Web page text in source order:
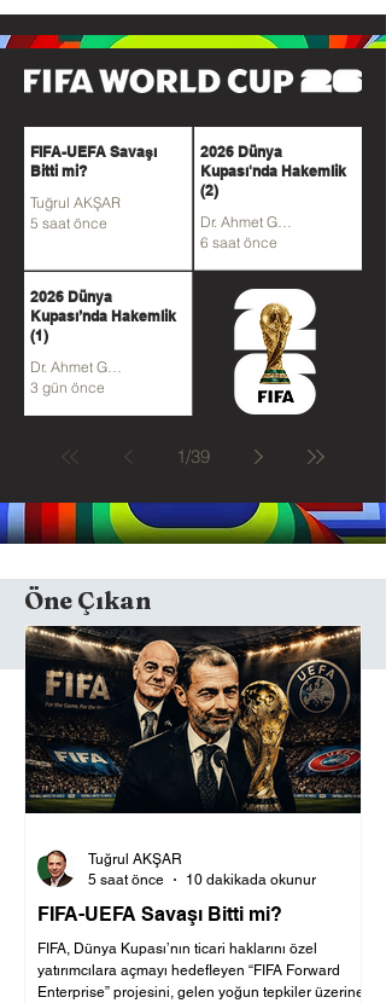
FIFA-UEFA Savaşı
Bitti mi?
Tuğrul AKŞAR
5 saat önce
2026 Dünya
Kupası'nda Hakemlik
(2)
6 saat önce
2026 Dünya
Kupası’nda Hakemlik
(1)
Dr. Ahmet GÜVENER
3 gün önce
1/39
Öne Çıkan
FIFA-UEFA Savaşı Bitti mi?
FIFA, Dünya Kupası’nın ticari haklarını özel
yatırımcılara açmayı hedefleyen “FIFA Forward
Enterprise” projesini, gelen yoğun tepkiler üzerine
Tuğrul AKŞAR
5 saat önce
10 dakikada okunur